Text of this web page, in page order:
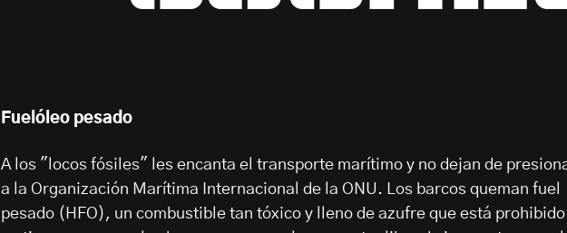
Fuelóleo pesado
A los "locos fósiles" les encanta el transporte marítimo y no dejan de
a la Organización Marítima Internacional de la ONU. Los barcos queman fuel
pesado (HFO), un combustible tan tóxico y lleno de azufre que está prohibido